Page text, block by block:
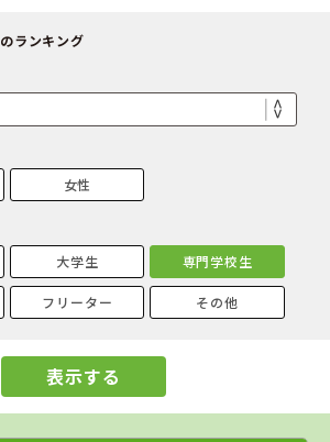
のランキング
女性
大学生 専門学校生
フリーター その他
表示する